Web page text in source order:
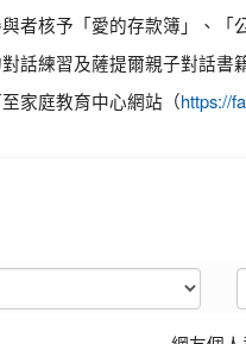
者核予「愛的存款簿」、
話練習及薩提爾親子對話書
家庭教育中心網站（ https://